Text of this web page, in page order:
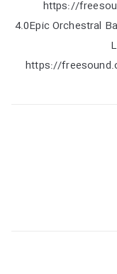
https://
4.0Epic Orchestral
https://